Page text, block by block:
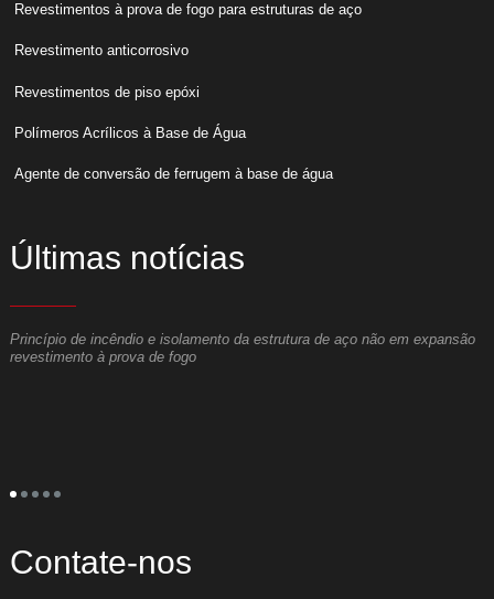
Revestimentos à prova de fogo para estruturas de aço
Revestimento anticorrosivo
Revestimentos de piso epóxi
Polímeros Acrílicos à Base de Água
Agente de conversão de ferrugem à base de água
Últimas notícias
Princípio de incêndio e isolamento da estrutura de aço não em expansão
revestimento à prova de fogo
Contate-nos